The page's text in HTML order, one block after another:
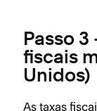
Passo
fiscais
Unidos)
As taxas